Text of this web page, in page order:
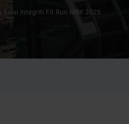
Edisi Integriti Fit Run MBK 2025